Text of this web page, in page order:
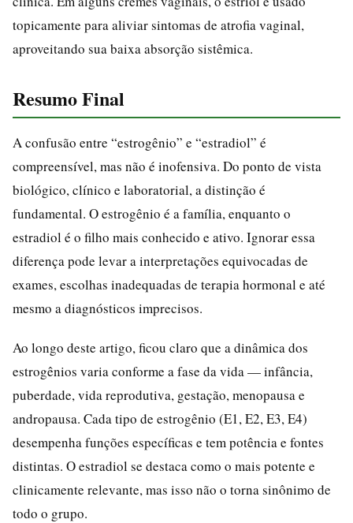
topicamente para aliviar sintomas de atrofia vaginal,
aproveitando sua baixa absorção sistêmica.
Resumo Final
A confusão entre “estrogênio” e “estradiol” é
compreensível, mas não é inofensiva. Do ponto de vista
biológico, clínico e laboratorial, a distinção é
fundamental. O estrogênio é a família, enquanto o
estradiol é o filho mais conhecido e ativo. Ignorar essa
diferença pode levar a interpretações equivocadas de
exames, escolhas inadequadas de terapia hormonal e até
mesmo a diagnósticos imprecisos.
Ao longo deste artigo, ficou claro que a dinâmica dos
estrogênios varia conforme a fase da vida — infância,
puberdade, vida reprodutiva, gestação, menopausa e
andropausa. Cada tipo de estrogênio (E1, E2, E3, E4)
desempenha funções específicas e tem potência e fontes
distintas. O estradiol se destaca como o mais potente e
clinicamente relevante, mas isso não o torna sinônimo de
todo o grupo.